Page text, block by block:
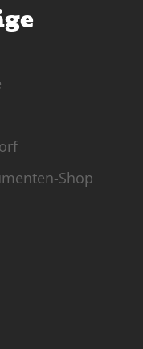
Shop